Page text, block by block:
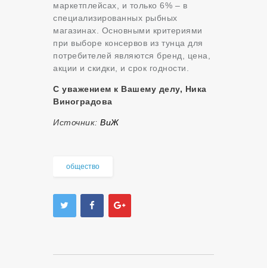
маркетплейсах, и только 6% – в
специализированных рыбных
магазинах. Основными критериями
при выборе консервов из тунца для
потребителей являются бренд, цена,
акции и скидки, и срок годности.
С уважением к Вашему делу, Ника
Виноградова
Источник: ВиЖ
общество